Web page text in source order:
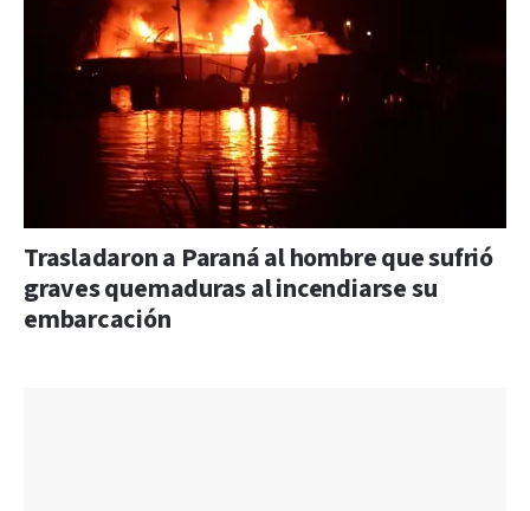
Trasladaron a Paraná al hombre que sufrió
graves quemaduras al incendiarse su
embarcación